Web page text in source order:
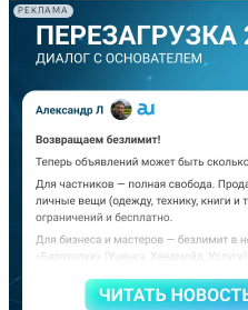
РЕКЛАМА